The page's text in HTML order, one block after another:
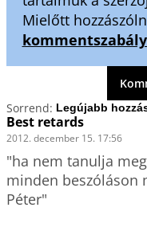
Mielőtt
Sorrend:
Best retards
2012. december 15. 17:56
"ha nem tanulja
minden beszóláson
Péter"